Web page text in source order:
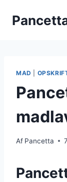
MAD
Af Pancetta